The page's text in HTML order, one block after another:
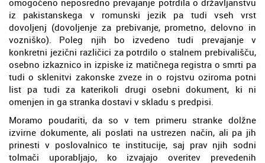
iz pakistanskega v romunski jezik pa tudi vseh vrst
dovoljenj (dovoljenje za prebivanje, prometno, delovno in
vozniško). Poleg njih bo izvedeno tudi prevajanje v
konkretni jezični različici za potrdilo o stalnem prebivališču,
osebno izkaznico in izpiske iz matičnega registra o smrti pa
tudi o sklenitvi zakonske zveze in o rojstvu oziroma potni
list pa tudi za katerikoli drugi osebni dokument, ki ni
omenjen in ga stranka dostavi v skladu s predpisi.
Moramo poudariti, da so v tem primeru stranke dolžne
izvirne dokumente, ali poslati na ustrezen način, ali pa jih
prinesti v poslovalnico te institucije, saj prav njih sodni
tolmači uporabljajo, ko izvajajo overitev prevedenih